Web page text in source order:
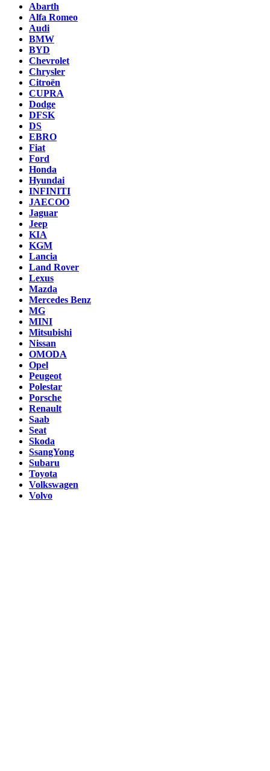
Abarth
Alfa Romeo
Audi
BMW
BYD
Chevrolet
Chrysler
Citroën
CUPRA
Dodge
DFSK
DS
EBRO
Fiat
Ford
Honda
Hyundai
INFINITI
JAECOO
Jaguar
Jeep
KIA
KGM
Lancia
Land Rover
Lexus
Mazda
Mercedes Benz
MG
MINI
Mitsubishi
Nissan
OMODA
Opel
Peugeot
Polestar
Porsche
Renault
Saab
Seat
Skoda
SsangYong
Subaru
Toyota
Volkswagen
Volvo